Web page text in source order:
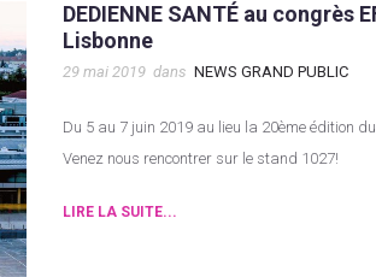
DEDIENNE SANTÉ au congrès
Lisbonne
29 mai 2019 dans NEWS GRAND PUBLIC
Du 5 au 7 juin 2019 au lieu la 20ème édition du congrès EFORT à Lisbonne.
Venez nous rencontrer sur le stand 1027!
LIRE LA SUITE...